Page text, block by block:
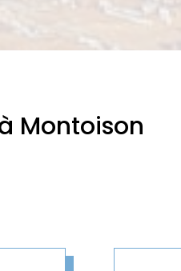
Montoison